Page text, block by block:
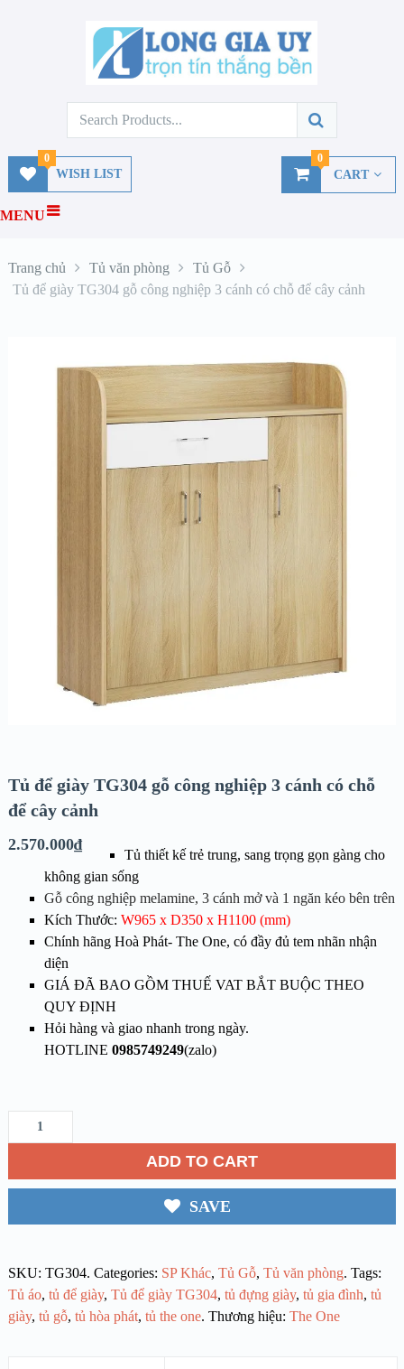
WISH LIST
0
CART
0
MENU
Trang chủ Tủ văn phòng
Tủ Gỗ
Tủ để giày TG304 gỗ công nghiệp 3 cánh có chỗ để cây cảnh
Tủ để giày TG304 gỗ công nghiệp 3 cánh có chỗ
để cây cảnh
2.570.000₫
Tủ thiết kế trẻ trung, sang trọng gọn gàng cho
không gian sống
Gỗ công nghiệp melamine, 3 cánh mở và 1 ngăn kéo bên trên
Kích Thước: W965 x D350 x H1100 (mm)
Chính hãng Hoà Phát- The One, có đầy đủ tem nhãn nhận
diện
GIÁ ĐÃ BAO GỒM THUẾ VAT BẮT BUỘC THEO
QUY ĐỊNH
Hỏi hàng và giao nhanh trong ngày.
HOTLINE 0985749249(zalo)
ADD TO CART
SAVE
SKU: TG304. Categories: SP Khác, Tủ Gỗ, Tủ văn phòng. Tags:
Tủ áo, tủ để giày, Tủ để giày TG304, tủ đựng giày, tủ gia đình, tủ
giày, tủ gỗ, tủ hòa phát, tủ the one. Thương hiệu: The One